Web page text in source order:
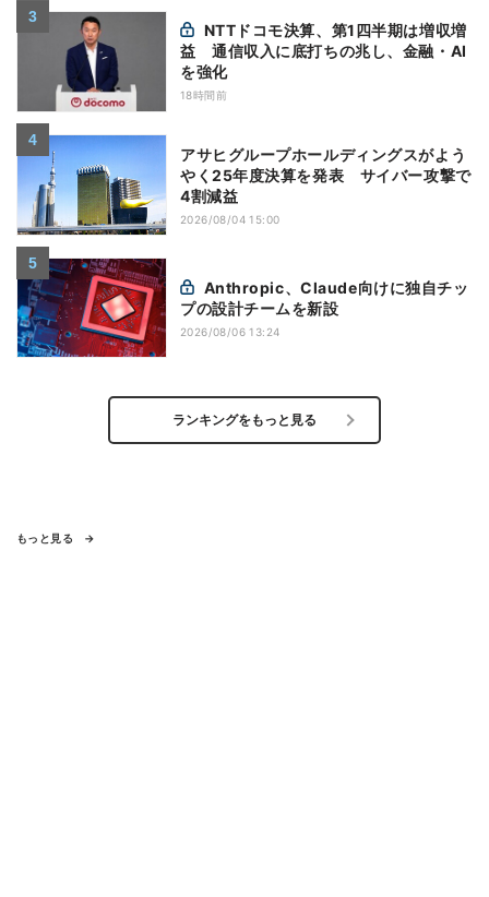
益 通信収入に底打ちの兆し、金融・AI
を強化
18時間前
アサヒグループホールディングスがよう
やく25年度決算を発表 サイバー攻撃で
4割減益
2026/08/04 15:00
プの設計チームを新設
2026/08/06 13:24
ランキングをもっと見る
もっと見る